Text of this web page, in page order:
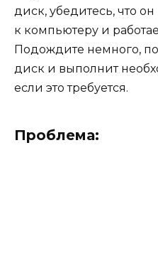
диск, убедитесь, что
к компьютеру и
Подождите немного,
диск и выполнит
если это требуется.
Проблема: